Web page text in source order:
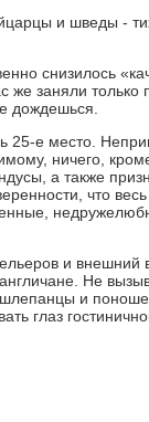
и шведы -
снизилось
заняли только
дождешься.
25-е место.
ничего,
а также
что
и
Не
и
глаз